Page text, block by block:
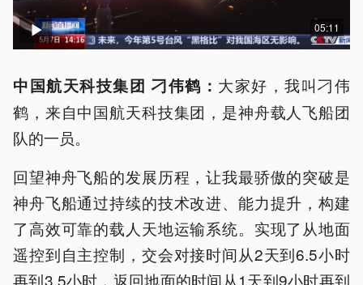
05:11
中国航天科技集团 刁伟鹤： 大家好，我叫刁伟
鹤，来自中国航天科技集团，是神舟载人飞船团
队的一员。
回望神舟飞船的发展历程，让我最骄傲的突破是
神舟飞船通过持续的技术改进、能力提升，构建
了高效可靠的载人天地运输系统。实现了从地面
遥控到自主控制，交会对接时间从2天到6.5小时
再到3.5小时，返回地面的时间从1天到9小时再到